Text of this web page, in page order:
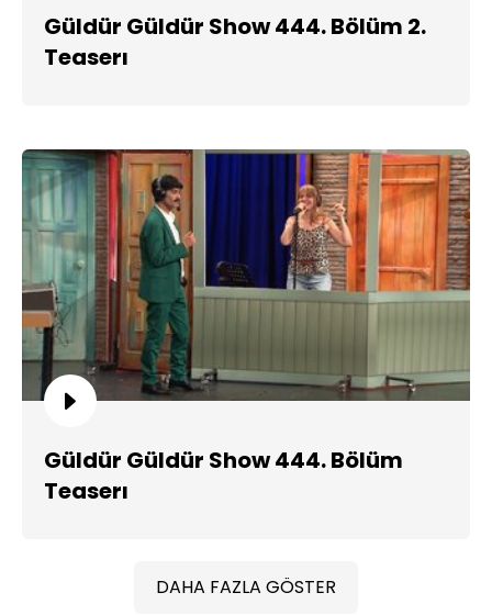
Güldür Güldür Show 444. Bölüm 2.
Teaserı
Güldür Güldür Show 444. Bölüm
Teaserı
DAHA FAZLA GÖSTER